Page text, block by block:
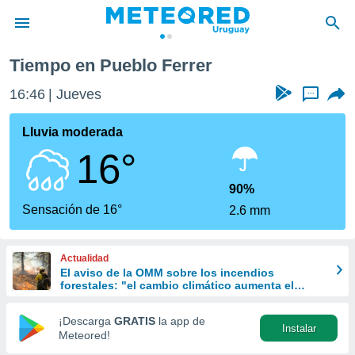
de
ha
para
que se
calidad.
a este
las
y
forma
digital
basada
Tiempo en Pueblo Ferrer
16:46 Jueves ...
Lluvia moderada
16°
Sensación de 16°
90%
2.6 mm
Actualidad
El aviso de la OMM sobre los incendios
forestales: "el cambio climático aumenta el
¡Descarga GRATIS la app de
Meteored!
Instalar